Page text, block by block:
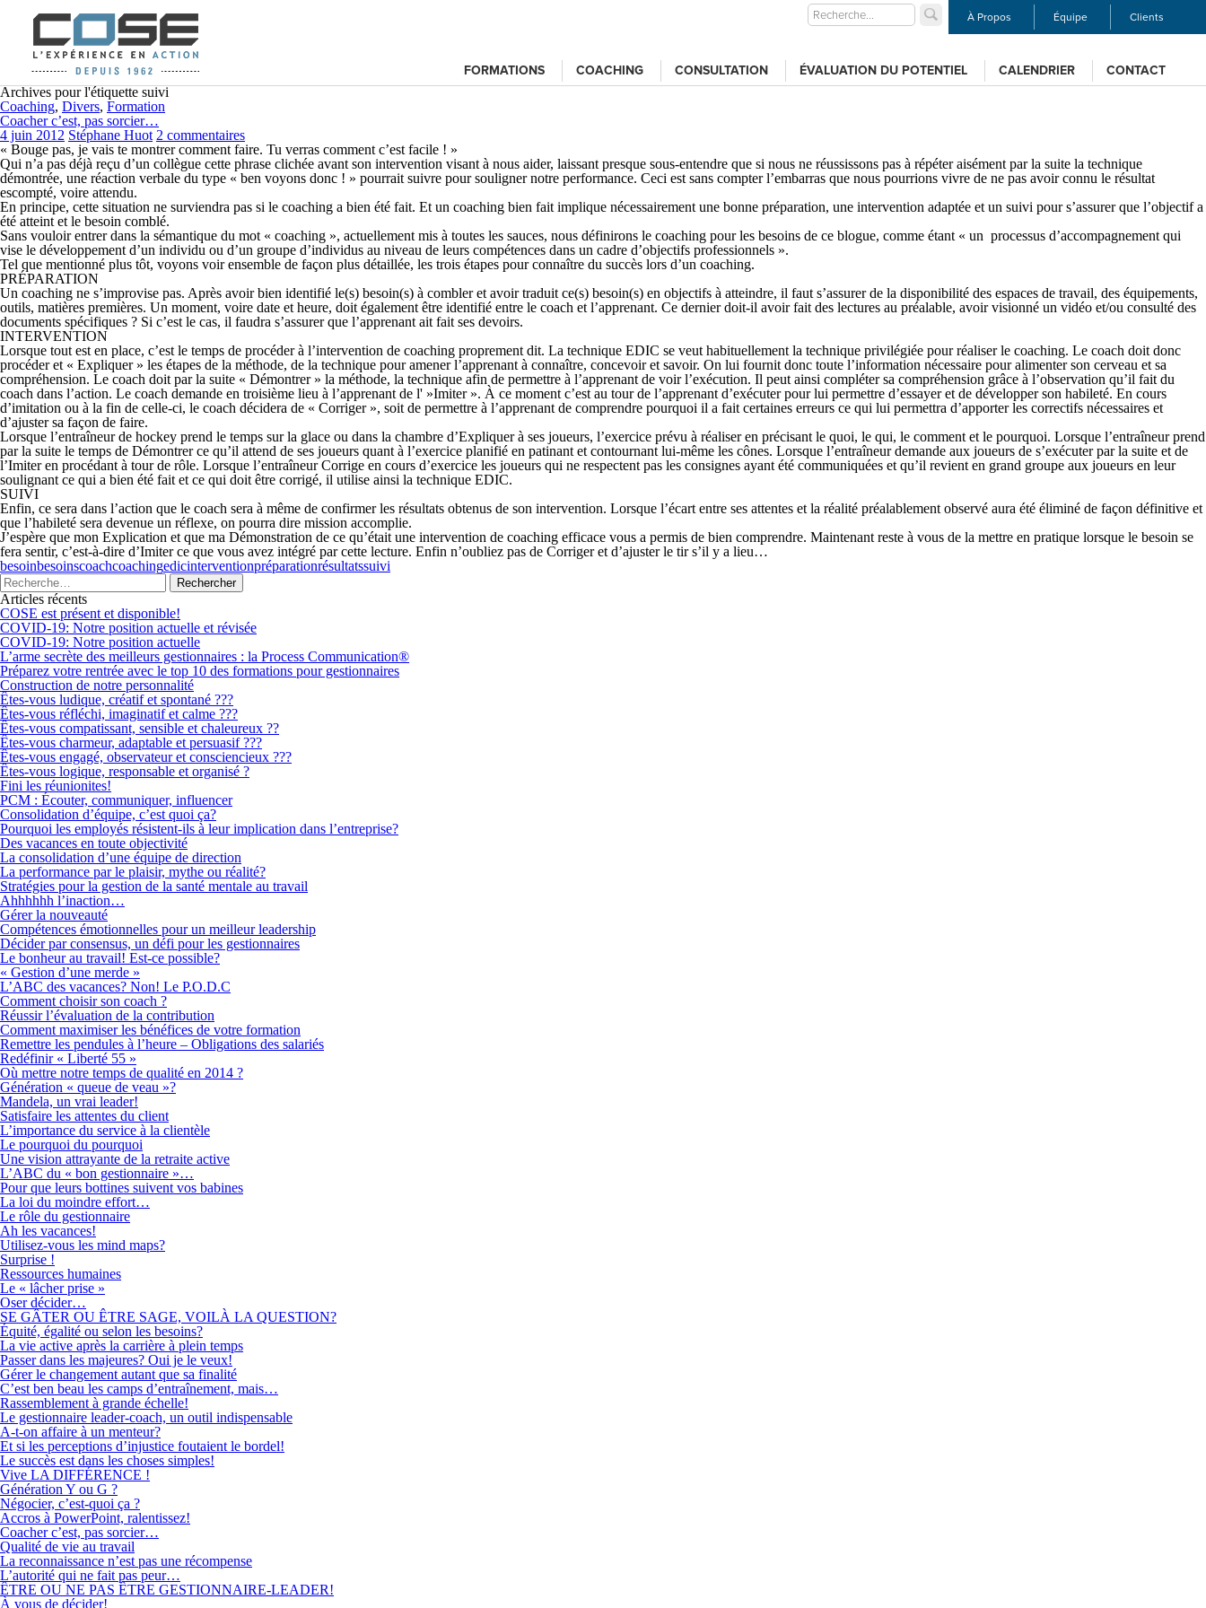
À Propos Équipe Clients
FORMATIONS COACHING CONSULTATION ÉVALUATION DU POTENTIEL CALENDRIER
CONTACT
Archives pour l'étiquette suivi
Coaching, Divers, Formation
Coacher c’est, pas sorcier…
4 juin 2012 Stéphane Huot 2 commentaires
« Bouge pas, je vais te montrer comment faire. Tu verras comment c’est facile ! »
Qui n’a pas déjà reçu d’un collègue cette phrase clichée avant son intervention visant à nous aider, laissant presque sous-entendre que si nous ne réussissons pas à répéter aisément par la suite la technique
démontrée, une réaction verbale du type « ben voyons donc ! » pourrait suivre pour souligner notre performance. Ceci est sans compter l’embarras que nous pourrions vivre de ne pas avoir connu le résultat
escompté, voire attendu.
En principe, cette situation ne surviendra pas si le coaching a bien été fait. Et un coaching bien fait implique nécessairement une bonne préparation, une intervention adaptée et un suivi pour s’assurer que l’objectif a
été atteint et le besoin comblé.
Sans vouloir entrer dans la sémantique du mot « coaching », actuellement mis à toutes les sauces, nous définirons le coaching pour les besoins de ce blogue, comme étant « un processus d’accompagnement qui
vise le développement d’un individu ou d’un groupe d’individus au niveau de leurs compétences dans un cadre d’objectifs professionnels ».
Tel que mentionné plus tôt, voyons voir ensemble de façon plus détaillée, les trois étapes pour connaître du succès lors d’un coaching.
PRÉPARATION
Un coaching ne s’improvise pas. Après avoir bien identifié le(s) besoin(s) à combler et avoir traduit ce(s) besoin(s) en objectifs à atteindre, il faut s’assurer de la disponibilité des espaces de travail, des équipements,
outils, matières premières. Un moment, voire date et heure, doit également être identifié entre le coach et l’apprenant. Ce dernier doit-il avoir fait des lectures au préalable, avoir visionné un vidéo et/ou consulté des
documents spécifiques ? Si c’est le cas, il faudra s’assurer que l’apprenant ait fait ses devoirs.
INTERVENTION
Lorsque tout est en place, c’est le temps de procéder à l’intervention de coaching proprement dit. La technique EDIC se veut habituellement la technique privilégiée pour réaliser le coaching. Le coach doit donc
procéder et « Expliquer » les étapes de la méthode, de la technique pour amener l’apprenant à connaître, concevoir et savoir. On lui fournit donc toute l’information nécessaire pour alimenter son cerveau et sa
compréhension. Le coach doit par la suite « Démontrer » la méthode, la technique afin de permettre à l’apprenant de voir l’exécution. Il peut ainsi compléter sa compréhension grâce à l’observation qu’il fait du
coach dans l’action. Le coach demande en troisième lieu à l’apprenant de l' »Imiter ». À ce moment c’est au tour de l’apprenant d’exécuter pour lui permettre d’essayer et de développer son habileté. En cours
d’imitation ou à la fin de celle-ci, le coach décidera de « Corriger », soit de permettre à l’apprenant de comprendre pourquoi il a fait certaines erreurs ce qui lui permettra d’apporter les correctifs nécessaires et
d’ajuster sa façon de faire.
Lorsque l’entraîneur de hockey prend le temps sur la glace ou dans la chambre d’Expliquerà ses joueurs, l’exercice prévu à réaliser en précisant le quoi, le qui, le comment et le pourquoi. Lorsque l’entraîneur prend
par la suite le temps de Démontrerce qu’il attend de ses joueurs quant à l’exercice planifié en patinant et contournant lui-même les cônes. Lorsque l’entraîneur demande aux joueurs de s’exécuter par la suite et de
l’Imiteren procédant à tour de rôle. Lorsque l’entraîneurCorrige en cours d’exercice les joueurs qui ne respectent pas les consignes ayant été communiquées et qu’il revient en grand groupe aux joueurs en leur
soulignant ce qui a bien été fait et ce qui doit être corrigé, il utilise ainsi la technique EDIC.
SUIVI
Enfin, ce sera dans l’action que le coach sera à même de confirmer les résultats obtenus de son intervention. Lorsque l’écart entre ses attentes et la réalité préalablement observé aura été éliminé de façon définitive et
que l’habileté sera devenue un réflexe, on pourra dire mission accomplie.
J’espère que mon Explication et que ma Démonstration de ce qu’était une intervention de coaching efficace vous a permis de bien comprendre. Maintenant reste à vous de la mettre en pratique lorsque le besoin se
fera sentir, c’est-à-dire d’Imiterce que vous avez intégré par cette lecture. Enfin n’oubliez pas de Corrigeret d’ajuster le tir s’il y a lieu…
besoinbesoinscoachcoachingedicinterventionpréparationrésultatssuivi
Articles récents
COSE est présent et disponible!
COVID-19: Notre position actuelle et révisée
COVID-19: Notre position actuelle
L’arme secrète des meilleurs gestionnaires : la Process Communication®
Préparez votre rentrée avec le top 10 des formations pour gestionnaires
Construction de notre personnalité
Êtes-vous ludique, créatif et spontané ???
Êtes-vous réfléchi, imaginatif et calme ???
Êtes-vous compatissant, sensible et chaleureux ??
Êtes-vous charmeur, adaptable et persuasif ???
Êtes-vous engagé, observateur et consciencieux ???
Êtes-vous logique, responsable et organisé ?
Fini les réunionites!
PCM : Écouter, communiquer, influencer
Consolidation d’équipe, c’est quoi ça?
Pourquoi les employés résistent-ils à leur implication dans l’entreprise?
Des vacances en toute objectivité
La consolidation d’une équipe de direction
La performance par le plaisir, mythe ou réalité?
Stratégies pour la gestion de la santé mentale au travail
Ahhhhhh l’inaction…
Gérer la nouveauté
Compétences émotionnelles pour un meilleur leadership
Décider par consensus, un défi pour les gestionnaires
Le bonheur au travail! Est-ce possible?
« Gestion d’une merde »
L’ABC des vacances? Non! Le P.O.D.C
Comment choisir son coach ?
Réussir l’évaluation de la contribution
Comment maximiser les bénéfices de votre formation
Remettre les pendules à l’heure – Obligations des salariés
Redéfinir « Liberté 55 »
Où mettre notre temps de qualité en 2014 ?
Génération « queue de veau »?
Mandela, un vrai leader!
Satisfaire les attentes du client
L’importance du service à la clientèle
Le pourquoi du pourquoi
Une vision attrayante de la retraite active
L’ABC du « bon gestionnaire »…
Pour que leurs bottines suivent vos babines
La loi du moindre effort…
Le rôle du gestionnaire
Ah les vacances!
Utilisez-vous les mind maps?
Surprise !
Ressources humaines
Le « lâcher prise »
Oser décider…
SE GÂTER OU ÊTRE SAGE, VOILÀ LA QUESTION?
Équité, égalité ou selon les besoins?
La vie active après la carrière à plein temps
Passer dans les majeures? Oui je le veux!
Gérer le changement autant que sa finalité
C’est ben beau les camps d’entraînement, mais…
Rassemblement à grande échelle!
Le gestionnaire leader-coach, un outil indispensable
A-t-on affaire à un menteur?
Et si les perceptions d’injustice foutaient le bordel!
Le succès est dans les choses simples!
Vive LA DIFFÉRENCE !
Génération Y ou G ?
Négocier, c’est-quoi ça ?
Accros à PowerPoint, ralentissez!
Coacher c’est, pas sorcier…
Qualité de vie au travail
La reconnaissance n’est pas une récompense
L’autorité qui ne fait pas peur…
ÊTRE OU NE PAS ÊTRE GESTIONNAIRE-LEADER!
À vous de décider!